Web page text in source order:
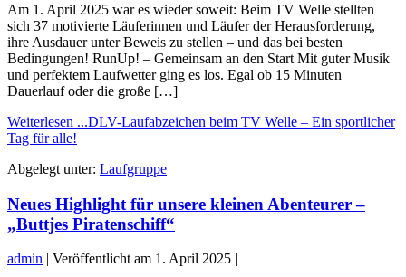
Am 1. April 2025 war es wieder soweit: Beim TV Welle stellten
sich 37 motivierte Läuferinnen und Läufer der Herausforderung,
ihre Ausdauer unter Beweis zu stellen – und das bei besten
Bedingungen! RunUp! – Gemeinsam an den Start Mit guter Musik
und perfektem Laufwetter ging es los. Egal ob 15 Minuten
Dauerlauf oder die große […]
Weiterlesen ...DLV-Laufabzeichen beim TV Welle – Ein sportlicher
Tag für alle!
Abgelegt unter: Laufgruppe
Neues Highlight für unsere kleinen Abenteurer –
„Buttjes Piratenschiff“
admin | Veröffentlicht am 1. April 2025 |